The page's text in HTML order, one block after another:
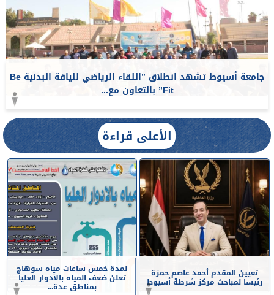
جامعة أسيوط تشهد انطلاق ”اللقاء الرياضي للياقة البدنية Be
Fit” بالتعاون مع...
الأعلى قراءة
تعيين المقدم أحمد عاصم حمزة
رئيسا لمباحث مركز شرطة أسيوط
لمدة خمس ساعات مياه سوهاج
تعلن ضعف المياه بالأدوار العليا
بمناطق عدة...